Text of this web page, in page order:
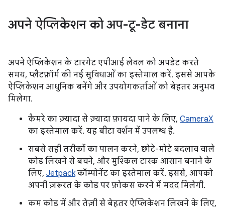
अपने ऐप्लिकेशन को अप-टू-डेट बनाना
अपने ऐप्लिकेशन के टारगेट एपीआई लेवल को अपडेट करते
समय, प्लैटफ़ॉर्म की नई सुविधाओं का इस्तेमाल करें. इससे आपके
ऐप्लिकेशन आधुनिक बनेंगे और उपयोगकर्ताओं को बेहतर अनुभव
मिलेगा.
कैमरे का ज़्यादा से ज़्यादा फ़ायदा पाने के लिए, CameraX
का इस्तेमाल करें. यह बीटा वर्शन में उपलब्ध है.
सबसे सही तरीकों का पालन करने, छोटे-मोटे बदलाव वाले
कोड लिखने से बचने, और मुश्किल टास्क आसान बनाने के
लिए, Jetpackकॉम्पोनेंट का इस्तेमाल करें. इससे, आपको
अपनी ज़रूरत के कोड पर फ़ोकस करने में मदद मिलेगी.
कम कोड में और तेज़ी से बेहतर ऐप्लिकेशन लिखने के लिए,